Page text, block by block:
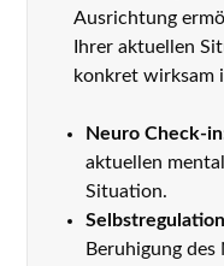
Ausrichtung
Ihrer aktuellen
konkret wirksam
Neuro Check-
aktuellen
Situation.
Beruhigung